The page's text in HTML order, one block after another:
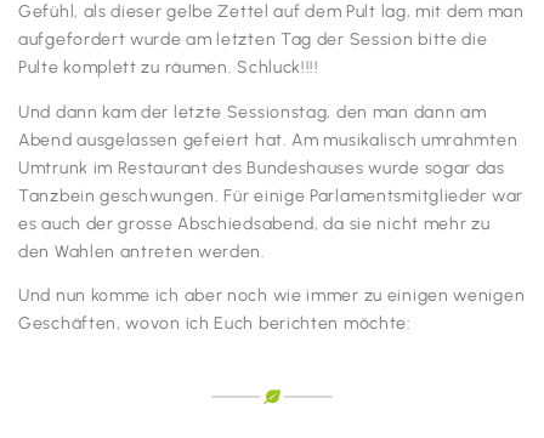
Gefühl, als dieser gelbe Zettel auf dem Pult lag, mit dem man
aufgefordert wurde am letzten Tag der Session bitte die
Pulte komplett zu räumen. Schluck!!!!
Und dann kam der letzte Sessionstag, den man dann am
Abend ausgelassen gefeiert hat. Am musikalisch umrahmten
Umtrunk im Restaurant des Bundeshauses wurde sogar das
Tanzbein geschwungen. Für einige Parlamentsmitglieder war
es auch der grosse Abschiedsabend, da sie nicht mehr zu
den Wahlen antreten werden.
Und nun komme ich aber noch wie immer zu einigen wenigen
Geschäften, wovon ich Euch berichten möchte: